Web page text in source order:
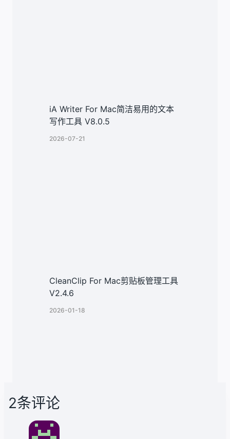
iA Writer For Mac简洁易用的文本
写作工具 V8.0.5
2026-07-21
CleanClip For Mac剪贴板管理工具
V2.4.6
2026-01-18
2条评论